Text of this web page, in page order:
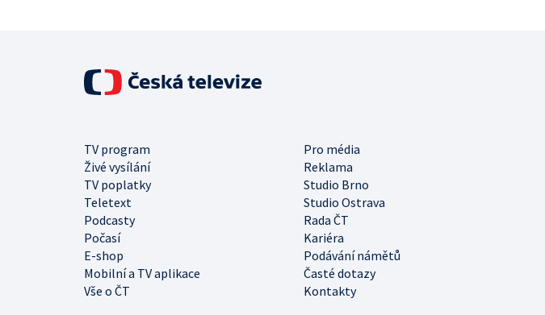
TV program
Pro média
Živé vysílání
Reklama
TV poplatky
Studio Brno
Teletext
Studio Ostrava
Podcasty
Rada ČT
Počasí
Kariéra
E-shop
Podávání námětů
Mobilní a TV aplikace
Časté dotazy
Vše o ČT
Kontakty